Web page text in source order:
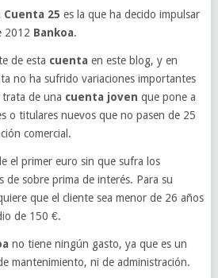
Cuenta 25 es la que ha decido impulsar
2012 Bankoa.
de esta cuenta en este blog, y en
no ha sufrido variaciones importantes
trata de una cuenta joven que pone a
o titulares nuevos que no pasen de 25
comercial.
el primer euro sin que sufra los
de sobre prima de interés. Para su
que el cliente sea menor de 26 años
de 150 €.
no tiene ningún gasto, ya que es un
mantenimiento, ni de administración.